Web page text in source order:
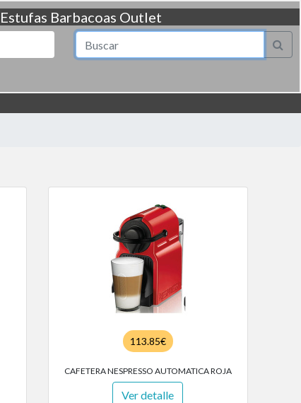
Estufas Barbacoas Outlet
113.85€
CAFETERA NESPRESSO AUTOMATICA ROJA
Ver detalle